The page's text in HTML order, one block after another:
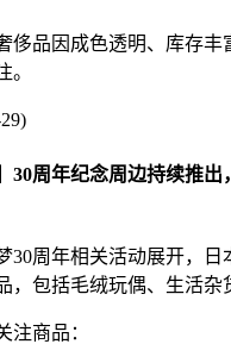
侈品因成色透明、库存丰
。
30周年纪念周边持续推
30周年相关活动展开，日
，包括毛绒玩偶、生活杂
注商品：